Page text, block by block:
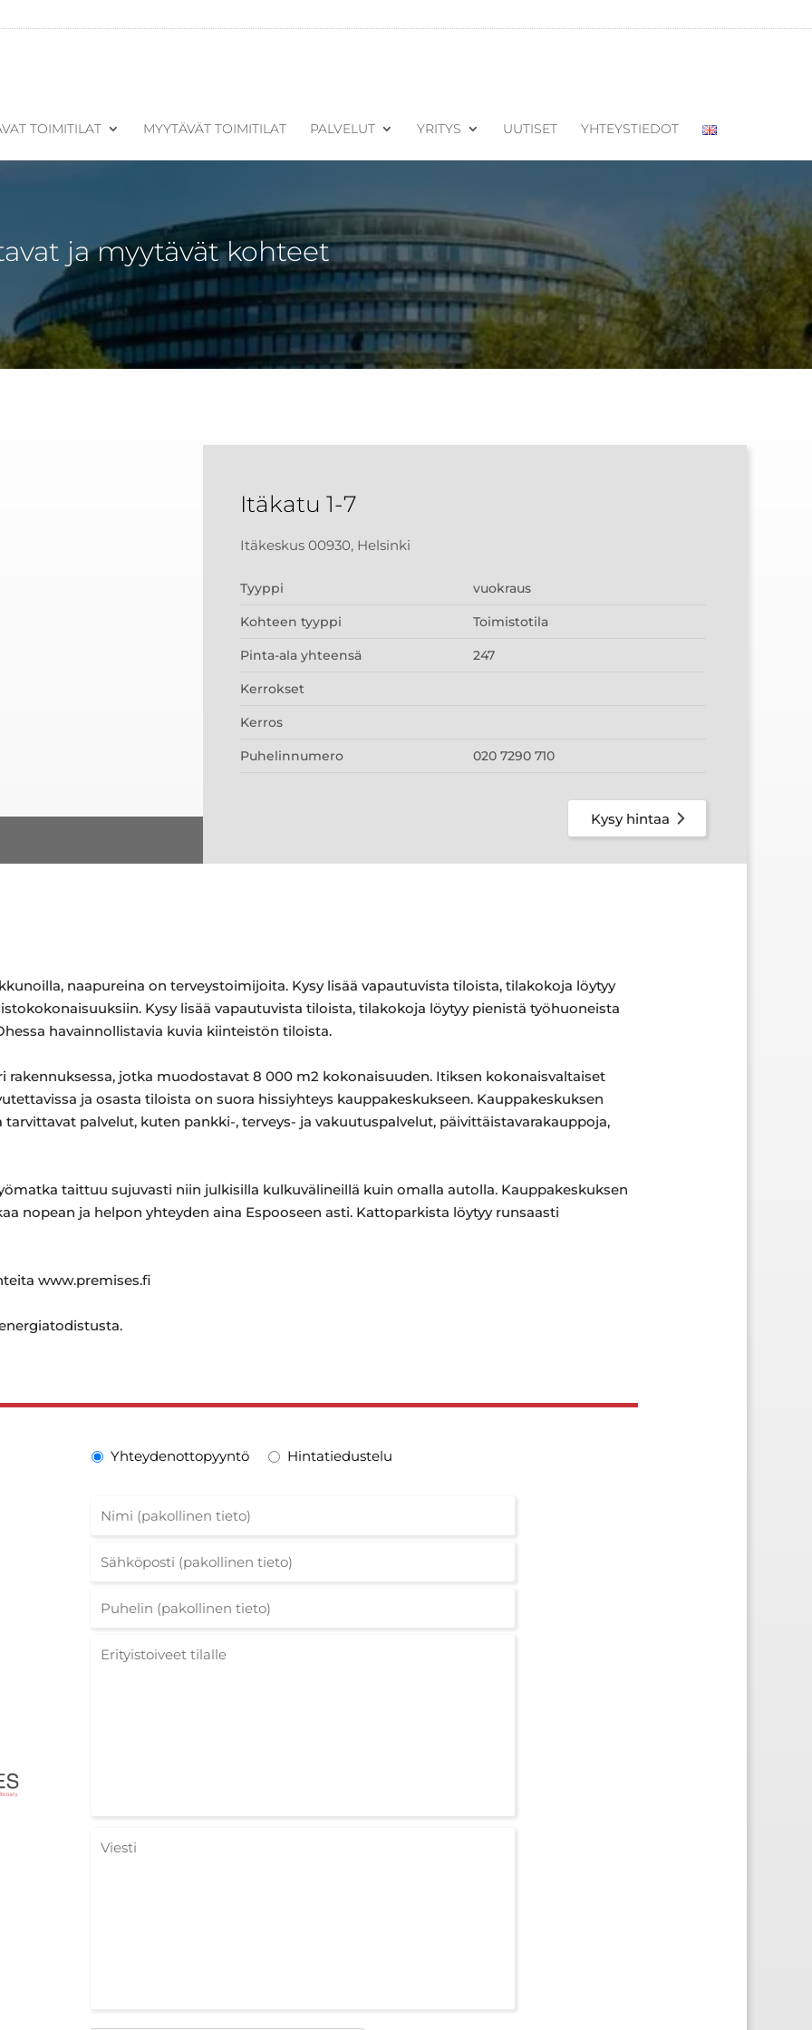
TOIMITILAT MYYTÄVÄT TOIMITILAT PALVELUT YRITYS UUTISET YHTEYSTIEDOT
ja myytävät kohteet
Itäkatu 1-7
Itäkeskus 00930, Helsinki
Tyyppi vuokraus
Kohteen tyyppi Toimistotila
Pinta-ala yhteensä 247
Kerrokset
Kerros
Puhelinnumero 020 7290 710
Kysy hintaa
naapureina on terveystoimijoita. Kysy lisää vapautuvista tiloista, tilakokoja löytyy
Kysy lisää vapautuvista tiloista, tilakokoja löytyy pienistä työhuoneista
havainnollistavia kuvia kiinteistön tiloista.
rakennuksessa, jotka muodostavat 8 000 m2 kokonaisuuden. Itiksen kokonaisvaltaiset
ja osasta tiloista on suora hissiyhteys kauppakeskukseen. Kauppakeskuksen
palvelut, kuten pankki-, terveys- ja vakuutuspalvelut, päivittäistavarakauppoja,
taittuu sujuvasti niin julkisilla kulkuvälineillä kuin omalla autolla. Kauppakeskuksen
nopean ja helpon yhteyden aina Espooseen asti. Kattoparkista löytyy runsaasti
www.premises.fi
Yhteydenottopyyntö Hintatiedustelu